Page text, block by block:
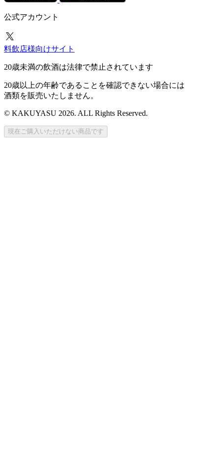
公式アカウント
料飲店様向けサイト
20歳未満の飲酒は法律で禁止されています
20歳以上の年齢であることを確認できない場合には
酒類を販売いたしません。
© KAKUYASU 2026. ALL Rights Reserved.
現在ご購入いただけない商品です